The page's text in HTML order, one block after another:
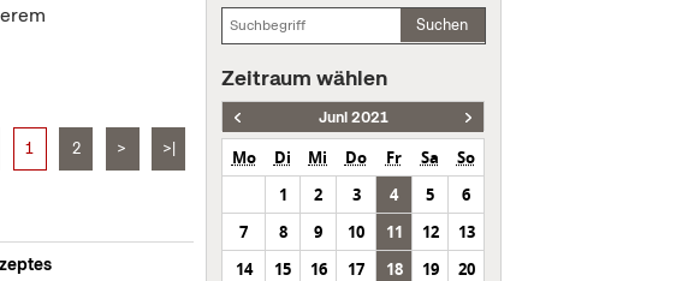
1 2 > >|
Suchen
Zeitraum wählen
Juni 2021
Mo Di Mi Do Fr Sa
So
1
2 3 4 5
6
7
8 9 10 11 12
13
14
15 16 17 18 19
20